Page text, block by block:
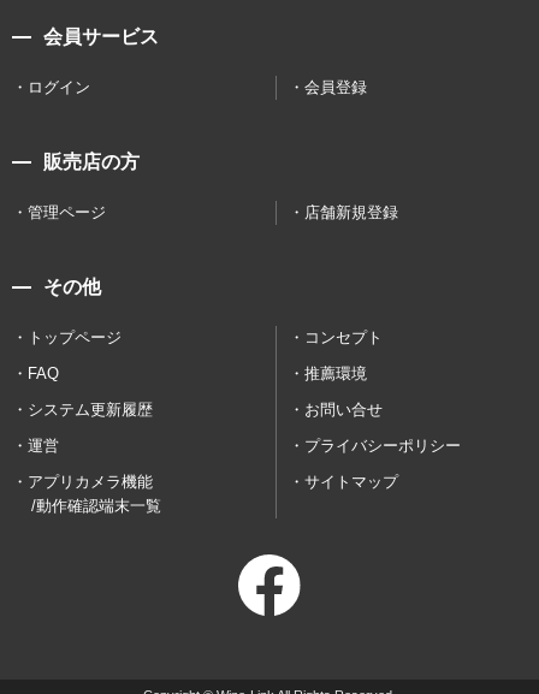
会員サービス
ログイン 会員登録
販売店の方
管理ページ 店舗新規登録
その他
トップページ
コンセプト
FAQ
推薦環境
システム更新履歴
お問い合せ
運営
プライバシーポリシー
アプリカメラ機能
/動作確認端末一覧
サイトマップ